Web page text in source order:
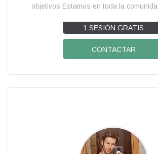
objetivos Estamos en toda la
1 SESIÓN GRATIS
CONTACTAR